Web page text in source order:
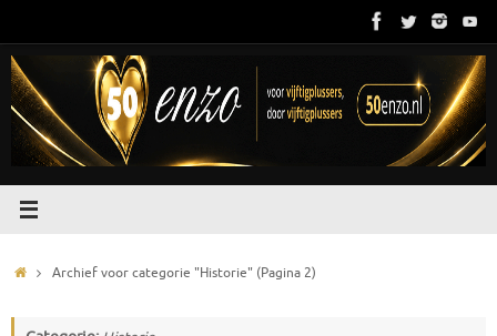
de
inhoud
HomeArchief voor categorie "Historie" (Pagina 2)